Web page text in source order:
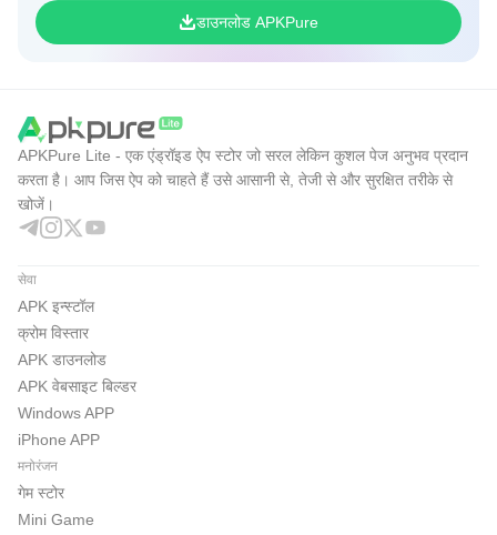
डाउनलोड APKPure
APKPure Lite - एक एंड्रॉइड ऐप स्टोर जो सरल लेकिन कुशल पेज अनुभव प्रदान
करता है। आप जिस ऐप को चाहते हैं उसे आसानी से, तेजी से और सुरक्षित तरीके से
खोजें।
सेवा
APK इन्स्टॉल
क्रोम विस्तार
APK डाउनलोड
APK वेबसाइट बिल्डर
Windows APP
iPhone APP
मनोरंजन
गेम स्टोर
Mini Game